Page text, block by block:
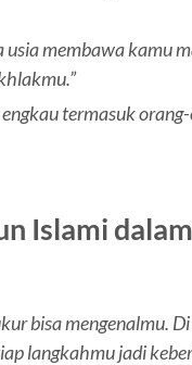
usia membawa kamu
termasuk
Islami
bisa mengenalmu.
langkahmu jadi